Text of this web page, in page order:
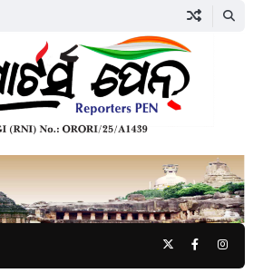
TwitterFacebook